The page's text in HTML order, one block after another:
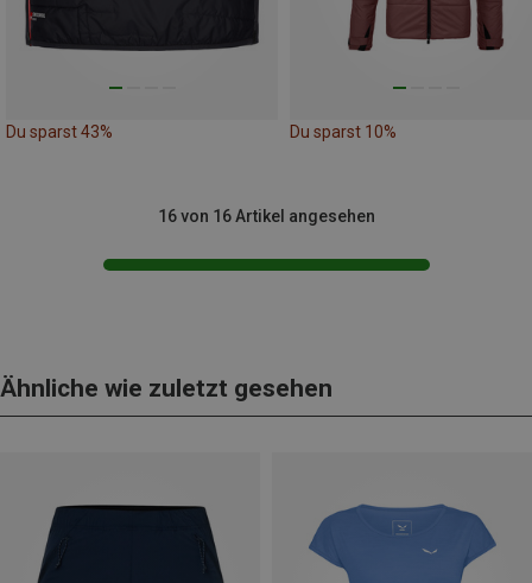
Du sparst 43% Du sparst 10%
16 von 16 Artikel angesehen
Ähnliche wie zuletzt gesehen